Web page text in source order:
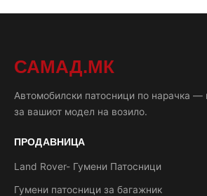
САМАД.МК
Автомобилски патосници по нарачка —
за вашиот модел на возило.
ПРОДАВНИЦА
Land Rover- Гумени Патосници
Гумени патосници за багажник